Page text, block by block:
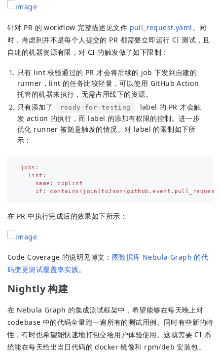
针对 PR 的 workflow 完整描述见文件 pull_request.yaml 。同
时，考虑到并不是每个人提交的 PR 都需要立即运行 CI 测试，且
自建的机器资源有限，对 CI 的触发做了如下限制：
只有 lint 校验通过的 PR 才会将后续的 job 下发到自建的
runner，lint 的任务比较轻量，可以使用 GitHub Action
托管的机器来执行，无需占用线下的资源。
只有添加了
ready-for-testing
label 的 PR 才会触
发 action 的执行，而 label 的添加有权限的控制。进一步
优化 runner 被随意触发的情况。对 label 的限制如下所
示：
jobs :
lint :
name :
cpplint
if :
在 PR 中执行完成后的效果如下所示：
Code Coverage 的说明见博文： 图数据库 Nebula Graph 的代
码变更测试覆盖率实践。
Nightly 构建
在 Nebula Graph 的集成测试框架中，希望能够在每天晚上对
codebase 中的代码全量跑一遍所有的测试用例。同时有些新的特
性，有时也希望能快速地打包交给用户体验使用。这就需要 CI 系
统能在每天给出当日代码的 docker 镜像和 rpm/deb 安装包。